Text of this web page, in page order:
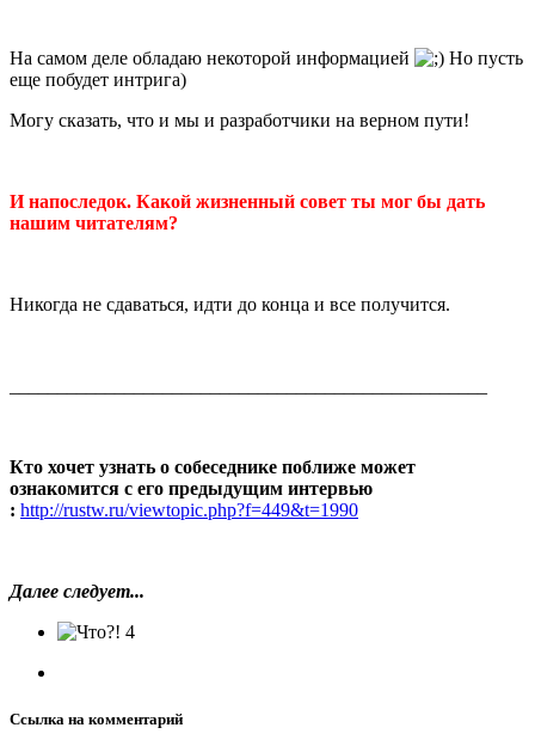
На самом деле обладаю некоторой информацией
Но пусть
еще побудет интрига)
Могу сказать, что и мы и разработчики на верном пути!
И напоследок. Какой жизненный совет ты мог бы дать
нашим читателям?
Никогда не сдаваться, идти до конца и все получится.
Кто хочет узнать о собеседнике поближе может
ознакомится с его предыдущим интервью
: http://rustw.ru/viewtopic.php?f=449&t=1990
Далее следует...
4
Ссылка на комментарий